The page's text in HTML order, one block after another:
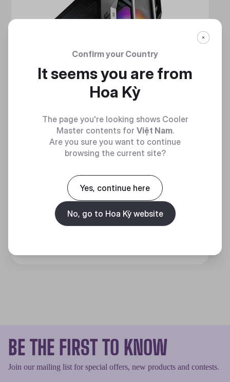
HAF 700
MẠNH MẼ VÀ TINH NHUỆ
BE THE FIRST TO KNOW
Join our mailing list for special offers, new products and contests.
Confirm your Country
It seems you are from
Hoa Kỳ
The page you're looking shows Cooler
Master contents for Việt Nam.
Are you sure you want to continue
browsing the current site?
Yes, continue here
No, go to Hoa Kỳ website